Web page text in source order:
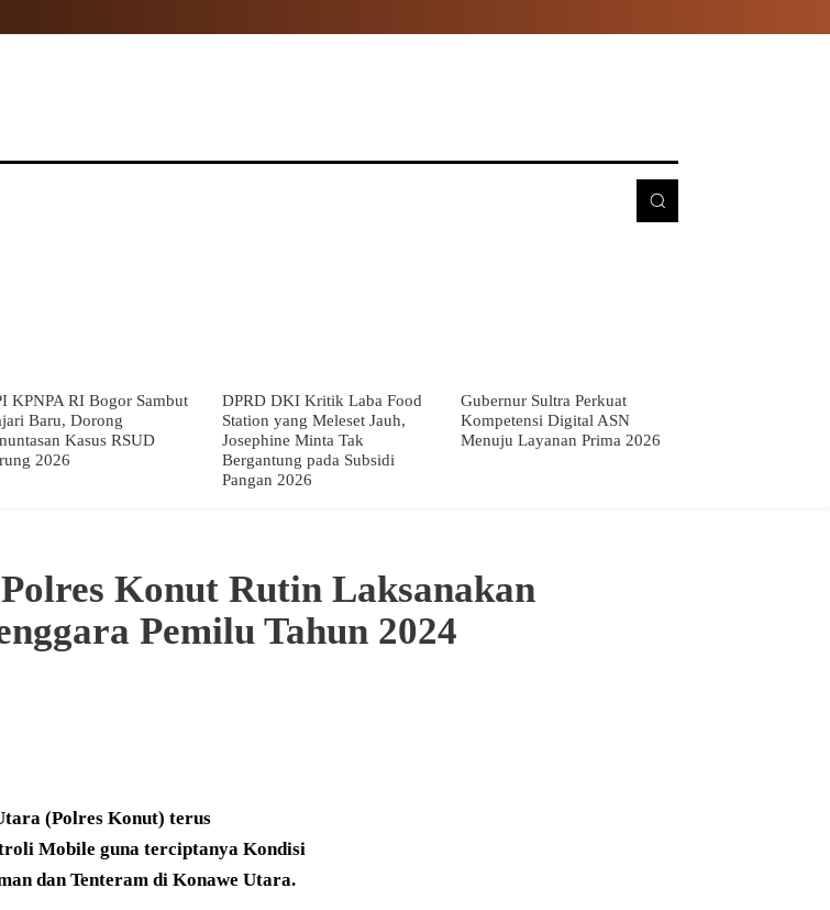
KPNPA RI Bogor Sambut
Baru, Dorong
Kasus RSUD
2026
DPRD DKI Kritik Laba Food
Station yang Meleset Jauh,
Josephine Minta Tak
Bergantung pada Subsidi
Pangan 2026
Gubernur Sultra Perkuat
Kompetensi Digital ASN
Menuju Layanan Prima 2026
Konut Rutin Laksanakan
Pemilu Tahun 2024
(Polres Konut) terus
Mobile guna terciptanya Kondisi
dan Tenteram di Konawe Utara.